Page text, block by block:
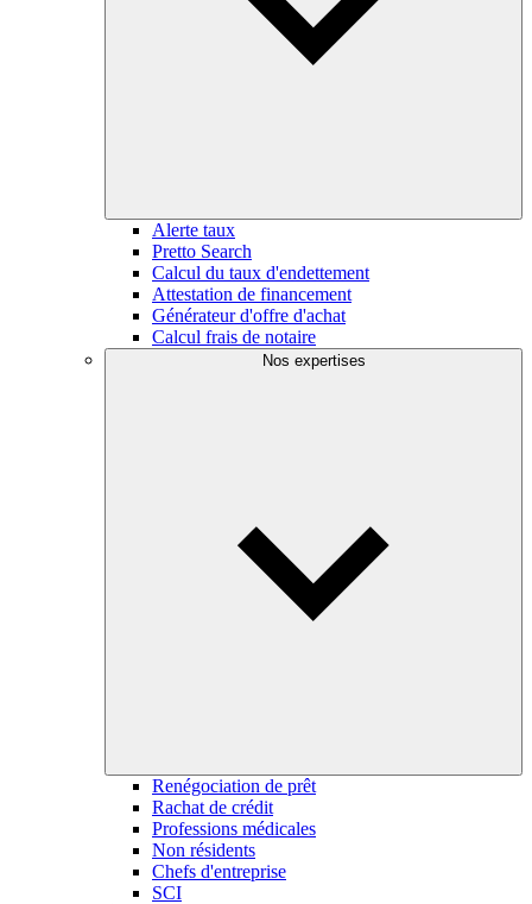
Alerte taux
Pretto Search
Calcul du taux d'endettement
Attestation de financement
Générateur d'offre d'achat
Calcul frais de notaire
Nos expertises
Renégociation de prêt
Rachat de crédit
Professions médicales
Non résidents
Chefs d'entreprise
SCI